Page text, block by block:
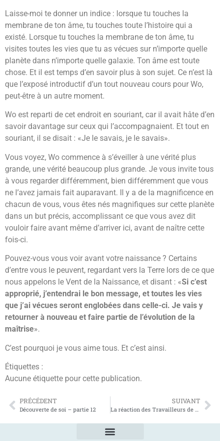
Laisse-moi te donner un indice : lorsque tu touches la
membrane de ton âme, tu touches toute l’histoire qui a
existé. Lorsque tu touches la membrane de ton âme, tu
visites toutes les vies que tu as vécues sur n’importe quelle
planète dans n’importe quelle galaxie. Ton âme est toute
chose. Et il est temps d’en savoir plus à son sujet. Ce n’est là
que l’exposé introductif d’un tout nouveau cours pour Wo,
peut-être à un autre moment.
Wo est reparti de cet endroit en souriant, car il avait hâte d’en
savoir davantage sur ceux qui l’accompagnaient. Et tout en
souriant, il se disait : «Je le savais, je le savais».
Vous voyez, Wo commence à s’éveiller à une vérité plus
grande, une vérité beaucoup plus grande. Je vous invite tous
à vous regarder différemment, bien différemment que vous
ne l’avez jamais fait auparavant. Il y a de la magnificence en
chacun de vous, vous êtes nés magnifiques sur cette planète
dans un but précis, accomplissant ce que vous avez dit
vouloir faire avant même d’arriver ici, avant de naître cette
fois-ci.
Pouvez-vous vous voir avant votre naissance ? Certains
d’entre vous le peuvent, regardant vers la Terre lors de ce que
nous appelons le Vent de la Naissance, et disant : «Si c’est
approprié, j’entendrai le bon message, et toutes les vies
que j’ai vécues seront englobées dans celle-ci. Je vais y
retourner à nouveau et faire partie de l’évolution de la
maîtrise».
C’est pourquoi je vous aime tous. Et c’est ainsi.
Étiquettes :
Aucune étiquette pour cette publication.
PRÉCÉDENT
Découverte de soi – partie 12
SUIVANT
La réaction des Travailleurs de Lumière au changement